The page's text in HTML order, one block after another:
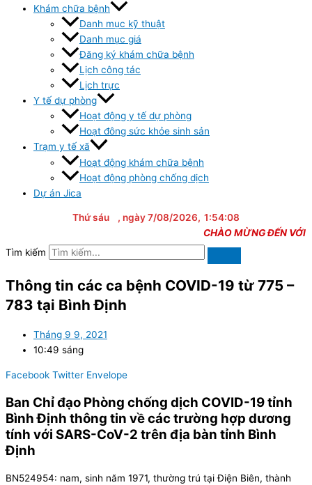
Khám chữa bệnh
Danh mục kỹ thuật
Danh mục giá
Đăng ký khám chữa bệnh
Lịch công tác
Lịch trực
Y tế dự phòng
Hoạt động y tế dự phòng
Hoạt đông sức khỏe sinh sản
Trạm y tế xã
Hoạt động khám chữa bệnh
Hoạt động phòng chống dịch
Dự án Jica
Thứ sáu , ngày 7/08/2026, 1:54:09
CHÀO MỪNG ĐẾN VỚI
Tìm kiếm
Thông tin các ca bệnh COVID-19 từ 775 –
783 tại Bình Định
Tháng 9 9, 2021
10:49 sáng
Facebook Twitter Envelope
Ban Chỉ đạo Phòng chống dịch COVID-19 tỉnh
Bình Định thông tin về các trường hợp dương
tính với SARS-CoV-2 trên địa bàn tỉnh Bình
Định
BN524954: nam, sinh năm 1971, thường trú tại Điện Biên, thành